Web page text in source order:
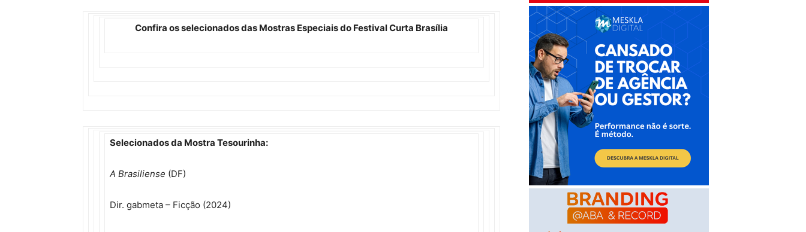
Confira os selecionados das Mostras Especiais do Festival Curta Brasília
Selecionados da Mostra Tesourinha:
A Brasiliense (DF)
Dir. gabmeta – Ficção (2024)